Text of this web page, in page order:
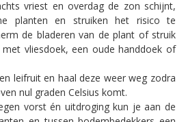
vriest en overdag de zon schijnt,
planten en struiken het risico te
de bladeren van de plant of struik
vliesdoek, een oude handdoek of
leifruit en haal deze weer weg zodra
nul graden Celsius komt.
vorst én uitdroging kun je aan de